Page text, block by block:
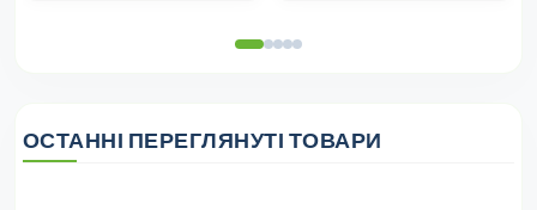
ОСТАННІ ПЕРЕГЛЯНУТІ ТОВАРИ